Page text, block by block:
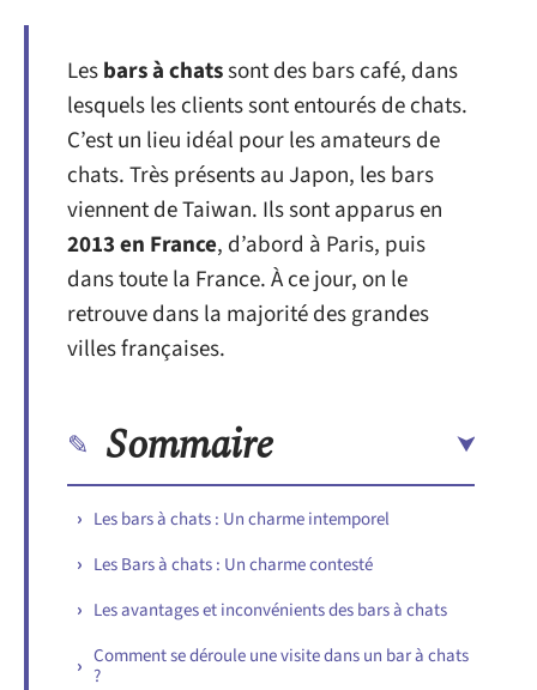
Lesbars à chatssont des bars café, dans
lesquels les clients sont entourés de chats.
C’est un lieu idéal pour les amateurs de
chats. Très présents au Japon, les bars
viennent de Taiwan. Ils sont apparus en
2013 en France, d’abord à Paris, puis
dans toute la France. À ce jour, on le
retrouve dans la majorité des grandes
villes françaises.
Sommaire
Les bars à chats : Un charme intemporel
Les Bars à chats : Un charme contesté
Les avantages et inconvénients des bars à chats
Comment se déroule une visite dans un bar à chats
?